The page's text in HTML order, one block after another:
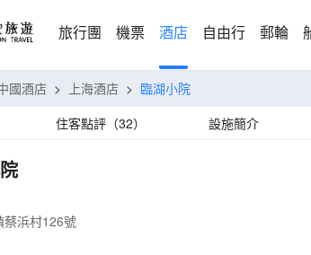
旅行團 機票 酒店 自由行 郵輪
國酒店 > 上海酒店 > 臨湖小院
住客點評（32） 設施簡介
蔡浜村126號